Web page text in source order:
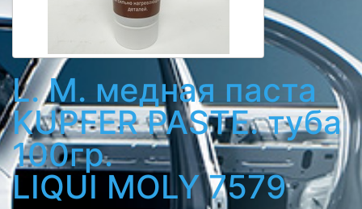
L. M. медная паста
KUPFER PASTE. туба
100гр.
LIQUI MOLY 7579